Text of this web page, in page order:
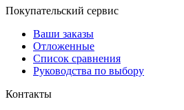
Покупательский сервис
Ваши заказы
Отложенные
Список сравнения
Руководства по выбору
Контакты